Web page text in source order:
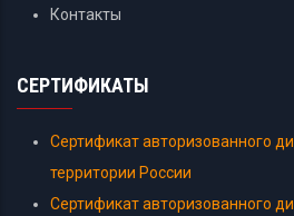
Контакты
СЕРТИФИКАТЫ
Сертификат авторизованного
территории России
Сертификат авторизованного